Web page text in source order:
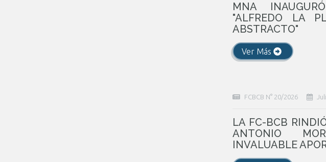
MNA
"ALFREDO LA
ABSTRACTO"
Ver Más
FCBCB N° 20/2026
LA FC-BCB
ANTONIO
INVALUABLE